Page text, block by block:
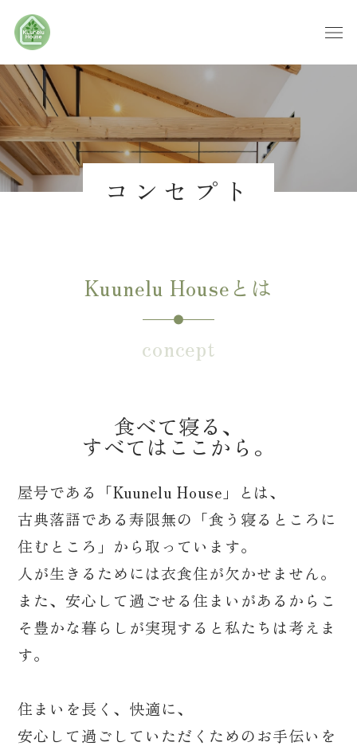
営業時間：9:00〜18:00
コンセプト
Kuunelu Houseとは
concept
食べて寝る、
すべてはここから。
屋号である「Kuunelu House」とは、
古典落語である寿限無の「食う寝るところに
住むところ」から取っています。
人が生きるためには衣食住が欠かせません。
また、安心して過ごせる住まいがあるからこ
そ豊かな暮らしが実現すると私たちは考えま
す。
住まいを長く、快適に、
安心して過ごしていただくためのお手伝いを